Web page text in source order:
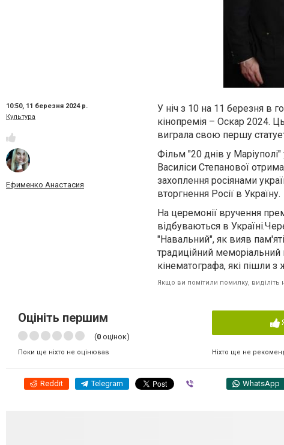
10:50, 11 березня 2024 р.
Культура
Ефименко Анастасия
У ніч з 10 на 11 березня в
кінопремія – Оскар 2024.
виграла свою першу
Фільм "20 днів у
Василіси Степанової
захоплення росіянами
вторгнення Росії в Україну.
На церемонії вручення
відбуваються в
"Навальний", як вияв
традиційний меморіальний
кінематографа, які пішли
Якщо ви помітили помилку, виділіть
Оцініть першим
(0 оцінок)
Поки ще ніхто не оцінював Ніхто ще не
Reddit Telegram WhatsApp